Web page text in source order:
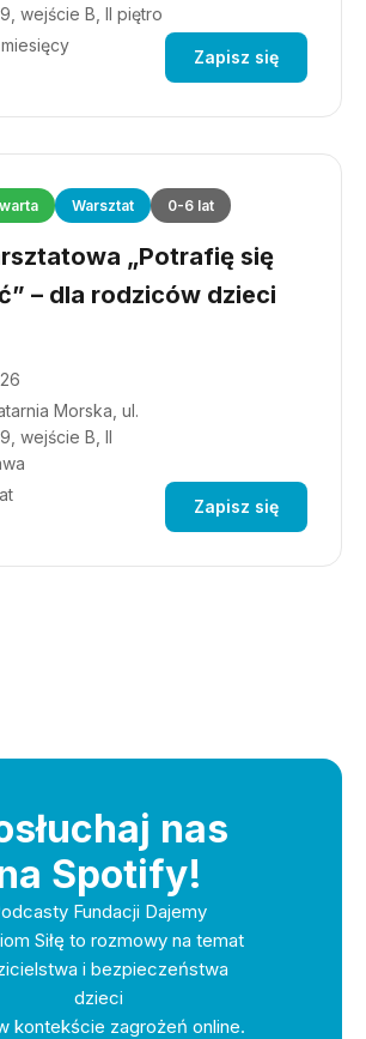
wejście B, II piętro
Zapisz się
Warsztat 0-6 lat
„Potrafię się
– dla rodziców dzieci
Morska, ul.
wejście B, II
Zapisz się
nas
Spotify!
Fundacji Dajemy
Siłę to rozmowy na temat
i bezpieczeństwa
dzieci
kontekście zagrożeń online.